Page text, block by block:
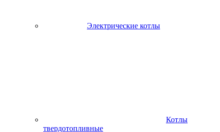
Электрические котлы
Котлы
твердотопливные